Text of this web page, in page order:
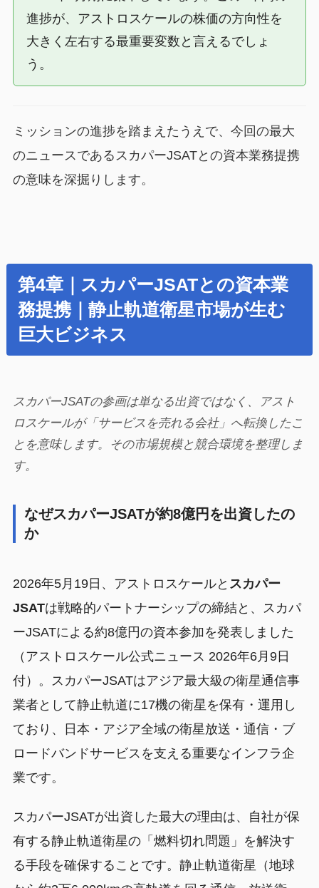
進捗が、アストロスケールの株価の方向性を
大きく左右する最重要変数と言えるでしょ
う。
ミッションの進捗を踏まえたうえで、今回の最大
のニュースであるスカパーJSATとの資本業務提携
の意味を深掘りします。
第4章｜スカパーJSATとの資本業
務提携｜静止軌道衛星市場が生む
巨大ビジネス
スカパーJSATの参画は単なる出資ではなく、アスト
ロスケールが「サービスを売れる会社」へ転換したこ
とを意味します。その市場規模と競合環境を整理しま
す。
なぜスカパーJSATが約8億円を出資したの
か
2026年5月19日、アストロスケールと スカパー
JSATは戦略的パートナーシップの締結と、スカパ
ーJSATによる約8億円の資本参加を発表しました
（アストロスケール公式ニュース 2026年6月9日
付）。スカパーJSATはアジア最大級の衛星通信事
業者として静止軌道に17機の衛星を保有・運用し
ており、日本・アジア全域の衛星放送・通信・ブ
ロードバンドサービスを支える重要なインフラ企
業です。
スカパーJSATが出資した最大の理由は、自社が保
有する静止軌道衛星の「燃料切れ問題」を解決す
る手段を確保することです。静止軌道衛星（地球